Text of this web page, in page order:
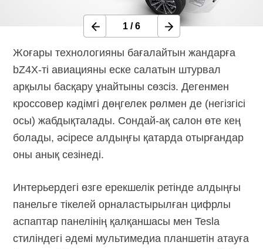
1 /6
Жоғары технологияны бағалайтын жандарға
bZ4X-ті авиацияны еске салатын штурвал
арқылы басқару ұнайтыны сөзсіз. Дегенмен
кроссовер кәдімгі дөңгелек рөлмен де (негізгісі
осы) жабдықталады. Сондай-ақ салон өте кең
болады, әсіресе алдыңғы қатарда отырғандар
оны анық сезінеді.
Интерьердегі өзге ерекшелік ретінде алдыңғы
панельге тікелей орналастырылған цифрлы
аспаптар панелінің қалқаншасы мен Tesla
стиліндегі әдемі мультимедиа планшетін атауға